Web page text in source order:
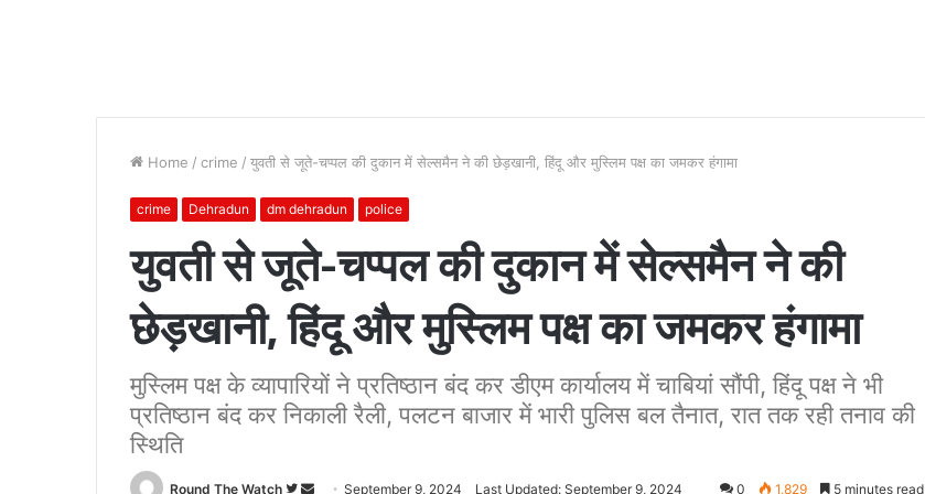
Home / crime / युवती से जूते-चप्पल की दुकान में सेल्समैन ने की छेड़खानी, हिंदू और मुस्लिम पक्ष का जमकर हंगामा
crime Dehradun dm dehradun police
युवती से जूते-चप्पल की दुकान में सेल्समैन ने की
छेड़खानी, हिंदू और मुस्लिम पक्ष का जमकर हंगामा
मुस्लिम पक्ष के व्यापारियों ने प्रतिष्ठान बंद कर डीएम कार्यालय में चाबियां सौंपी, हिंदू पक्ष ने भी
प्रतिष्ठान बंद कर निकाली रैली, पलटन बाजार में भारी पुलिस बल तैनात, रात तक रही तनाव की
स्थिति
Round The Watch Follow
SendSeptember 9, 2024 Last Updated: September 9, 2024 0 1,829 5 minutes read